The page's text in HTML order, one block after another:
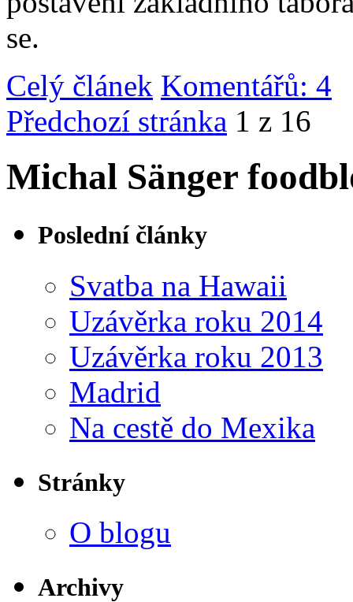
se.
Celý článek Komentářů: 4
Předchozí stránka 1 z 16
Michal Sänger
Poslední články
Svatba na Hawaii
Uzávěrka roku 2014
Uzávěrka roku 2013
Madrid
Na cestě do Mexika
Stránky
O blogu
Archivy